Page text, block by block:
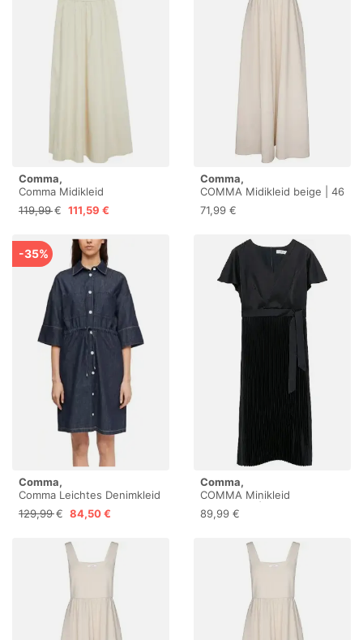
Comma,
Comma Midikleid
119,99 € 111,59 €
Comma,
COMMA Midikleid beige | 46
71,99 €
-35%
Comma,
Comma Leichtes Denimkleid
mit Knopfleiste
129,99 € 84,50 €
Comma,
COMMA Minikleid
dunkelblau | 38
89,99 €